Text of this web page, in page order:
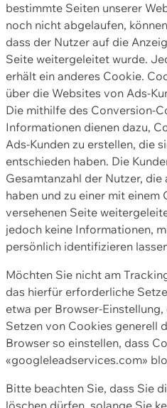
bestimmte Seiten unserer
noch nicht abgelaufen,
dass der Nutzer auf die
Seite weitergeleitet wurde.
erhält ein anderes Cookie.
über die Websites von Ads-
Die mithilfe des Conversion-
Informationen dienen dazu,
Ads-Kunden zu erstellen, die
entschieden haben. Die
Gesamtanzahl der Nutzer,
haben und zu einer mit einem
versehenen Seite
jedoch keine Informationen,
persönlich identifizieren
Möchten Sie nicht am
das hierfür erforderliche
etwa per Browser-
Setzen von Cookies generell
Browser so einstellen, dass
«googleleadservices.com»
Bitte beachten Sie, dass Sie